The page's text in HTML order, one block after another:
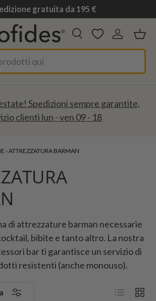
gratuita da 195 €
Cerca Accedi
Spedizioni sempre garantite,
clienti lun - ven 09 - 18
› ATTREZZATURA BARMAN
di attrezzature barman necessarie
bibite e tanto altro. La nostra
bar ti garantisce un servizio di
resistenti (anche monouso).
Elenco